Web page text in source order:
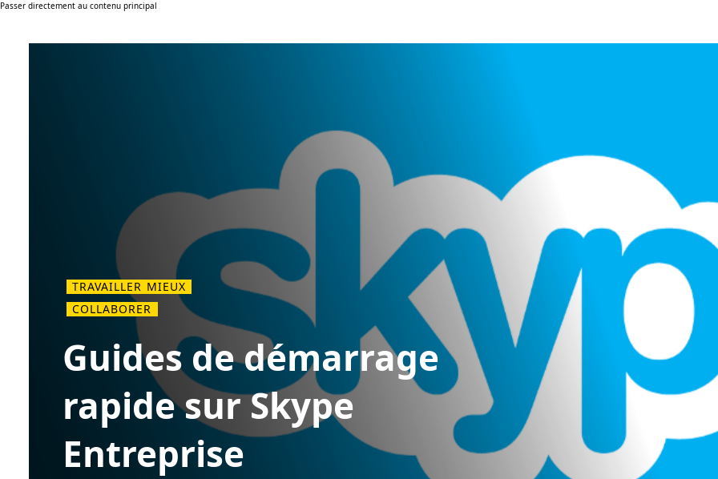
Passer directement au contenu principal
TRAVAILLER MIEUX
COLLABORER
Guides de démarrage
rapide sur Skype
Entreprise